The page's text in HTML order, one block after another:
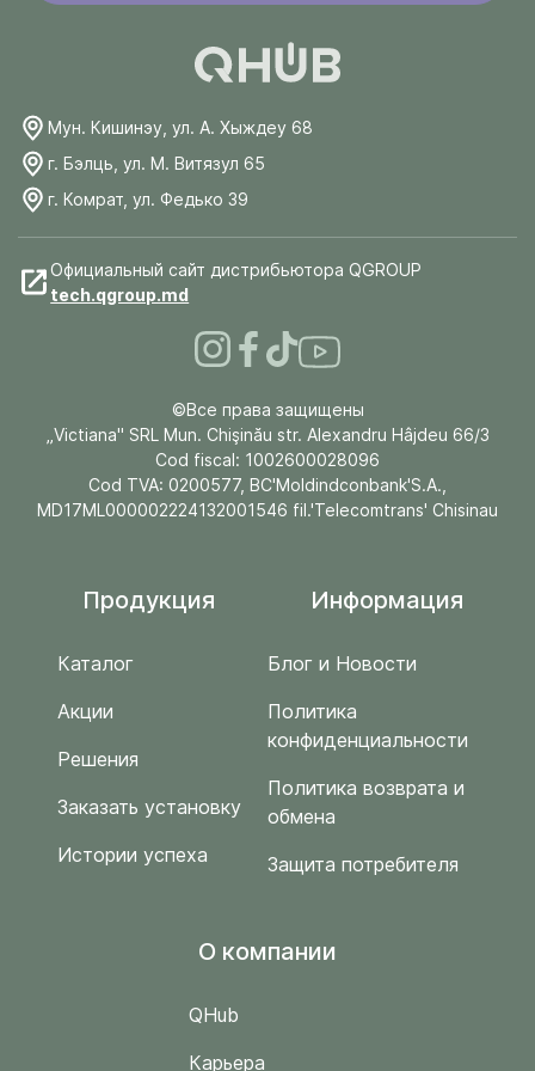
Мун. Кишинэу, ул. А. Хыждеу 68
г. Бэлць, ул. М. Витязул 65
г. Комрат, ул. Федько 39
Официальный сайт дистрибьютора QGROUP
tech.qgroup.md
©Все права защищены
„Victiana" SRL Mun. Chişinău str. Alexandru Hâjdeu 66/3
Cod fiscal: 1002600028096
Cod TVA: 0200577, BC'Moldindconbank'S.A.,
MD17ML000002224132001546 fil.'Telecomtrans' Chisinau
Продукция
Каталог
Акции
Решения
Заказать установку
Истории успеха
Информация
Блог и Новости
Политика
конфиденциальности
Политика возврата и
обмена
Защита потребителя
O компании
QHub
Карьера